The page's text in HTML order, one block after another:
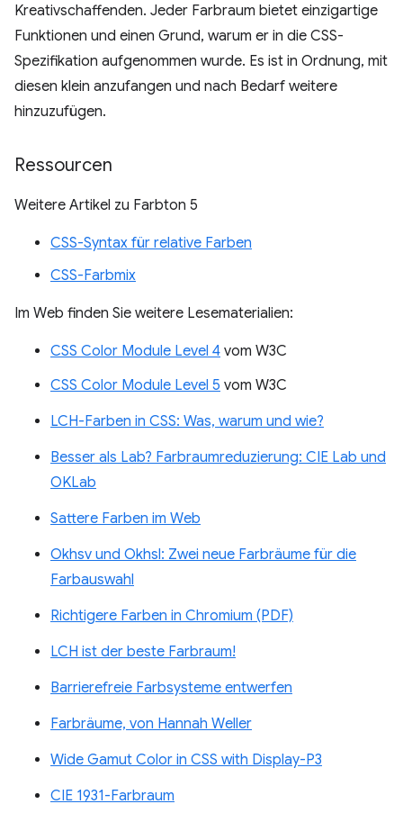
Kreativschaffenden. Jeder Farbraum bietet einzigartige
Funktionen und einen Grund, warum er in die CSS-
Spezifikation aufgenommen wurde. Es ist in Ordnung, mit
diesen klein anzufangen und nach Bedarf weitere
hinzuzufügen.
Ressourcen
Weitere Artikel zu Farbton 5
CSS-Syntax für relative Farben
CSS-Farbmix
Im Web finden Sie weitere Lesematerialien:
CSS Color Module Level 4 vom W3C
CSS Color Module Level 5 vom W3C
LCH-Farben in CSS: Was, warum und wie?
Besser als Lab? Farbraumreduzierung: CIE Lab und
OKLab
Sattere Farben im Web
Okhsv und Okhsl: Zwei neue Farbräume für die
Farbauswahl
Richtigere Farben in Chromium (PDF)
LCH ist der beste Farbraum!
Barrierefreie Farbsysteme entwerfen
Farbräume, von Hannah Weller
Wide Gamut Color in CSS with Display-P3
CIE 1931-Farbraum